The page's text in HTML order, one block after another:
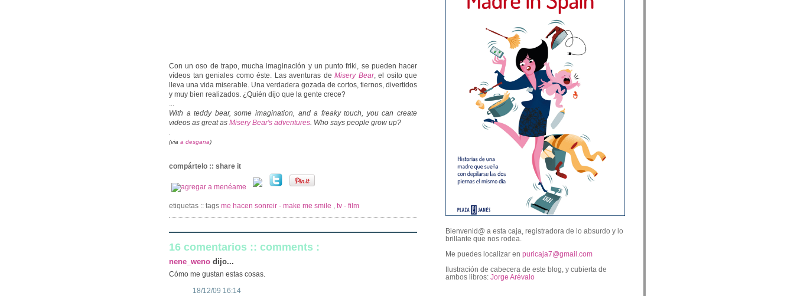
Con un oso de trapo, mucha imaginación y un punto friki, se pueden hacer
vídeos tan geniales como éste. Las aventuras de Misery Bear, el osito que
lleva una vida miserable. Una verdadera gozada de cortos, tiernos, divertidos
y muy bien realizados. ¿Quién dijo que la gente crece?
...
With a teddy bear, some imagination, and a freaky touch, you can create
videos as great as Misery Bear's adventures. Who says people grow up?
.
(via a desgana)
compártelo :: share it
etiquetas :: tags me hacen sonreir · make me smile , tv · film
16 comentarios :: comments :
nene_weno dijo...
Cómo me gustan estas cosas.
18/12/09 16:14
Bienvenid@ a esta caja, registradora de lo absurdo y lo
brillante que nos rodea.
Me puedes localizar en puricaja7@gmail.com
Ilustración de cabecera de este blog, y cubierta de
ambos libros: Jorge Arévalo